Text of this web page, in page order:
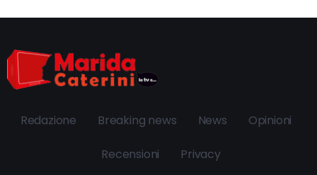
Redazione Breaking news News Opinioni
Recensioni Privacy